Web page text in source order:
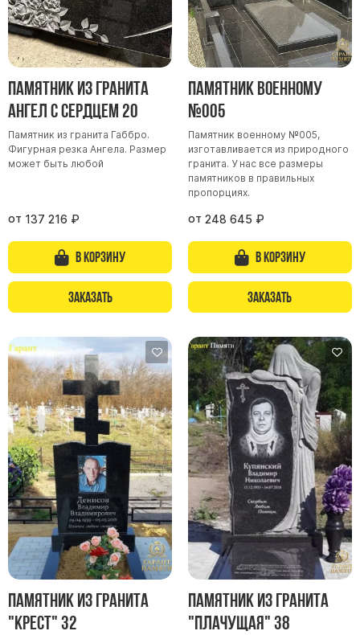
Памятник из гранита
Ангел с сердцем 20
Памятник из гранита Габбро.
Фигурная резка Ангела. Размер
может быть любой
от 137 216 ₽
В корзину
Заказать
Памятник военному
№005
Памятник военному №005,
изготавливается из природного
гранита. У нас все размеры
памятников в правильных
пропорциях.
от 248 645 ₽
В корзину
Заказать
Памятник из гранита
"Крест" 32
Памятник из гранита
"Плачущая" 38